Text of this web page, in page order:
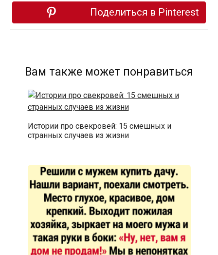
Поделиться в Pinterest
Вам также может понравиться
Истории про свекровей: 15 смешных и
странных случаев из жизни